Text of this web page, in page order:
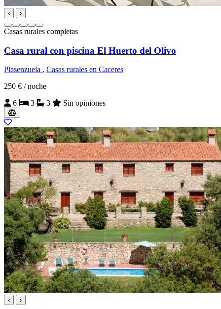
‹ ›
Casas rurales completas
Casa rural con piscina El Huerto del Olivo
Plasenzuela , Casas rurales en Caceres
250 € / noche
6
3 3 Sin opiniones
‹ ›